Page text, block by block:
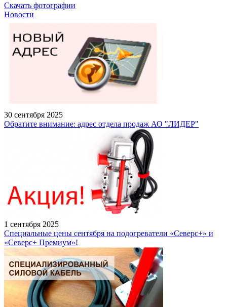
Скачать фотографии
Новости
30 сентября 2025
Обратите внимание: адрес отдела продаж АО "ЛИДЕР"
1 сентября 2025
Специальные цены сентября на подогреватели «Северс+» и
«Северс+ Премиум»!